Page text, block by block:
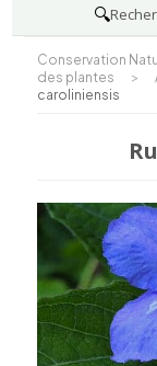
🔍
Conservation
des plantes
>
caroliniensis